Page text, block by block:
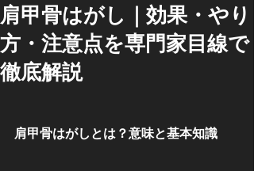
肩甲骨はがし｜効果・やり
方・注意点を専門家目線で
徹底解説
肩甲骨はがしとは？意味と基本知識